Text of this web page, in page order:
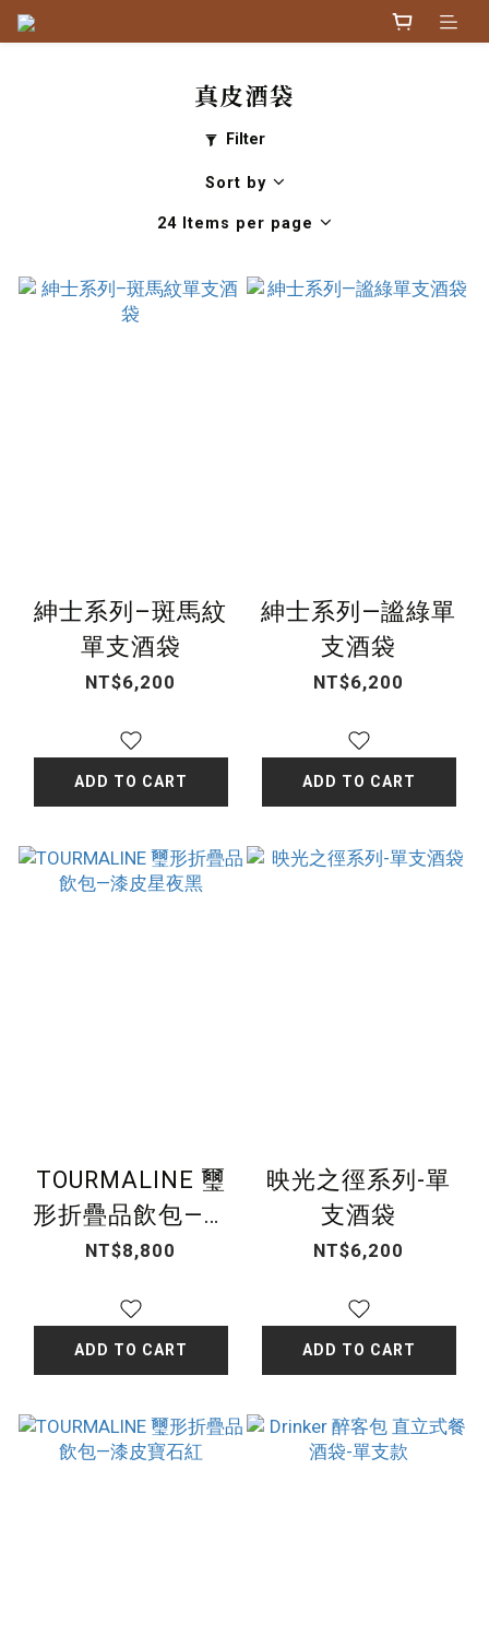
真皮酒袋
Filter
Sort by
24 Items per page
紳士系列–斑馬紋
單支酒袋
NT$6,200
ADD TO CART
紳士系列—謐綠單
支酒袋
NT$6,200
ADD TO CART
TOURMALINE 璽
形折疊品飲包—漆
皮星夜黑
NT$8,800
ADD TO CART
映光之徑系列-單
支酒袋
NT$6,200
ADD TO CART